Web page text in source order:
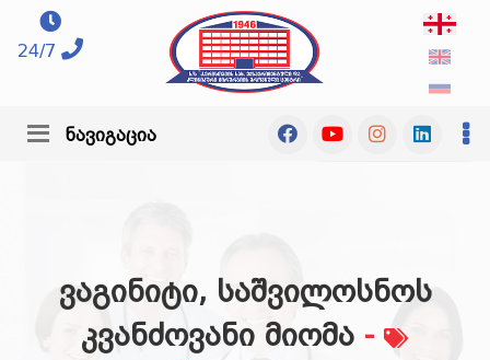
24/7
ნავიგაცია
ვაგინიტი, საშვილოსნოს
კვანძოვანი მიომა -